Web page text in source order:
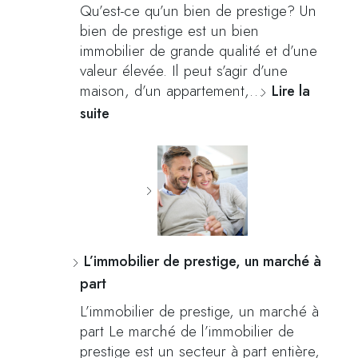
Qu’est-ce qu’un bien de prestige? Un
bien de prestige est un bien
immobilier de grande qualité et d’une
valeur élevée. Il peut s’agir d’une
maison, d’un appartement,… Lire la
suite
L’immobilier de prestige, un marché à
part
L’immobilier de prestige, un marché à
part Le marché de l’immobilier de
prestige est un secteur à part entière,